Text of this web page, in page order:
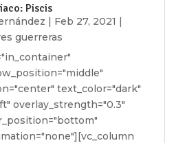
Piscis
| Feb 27, 2021 |
guerreras
text_color="dark"
overlay_strength="0.3"